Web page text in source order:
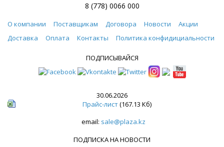
8 (778) 0066 000
О компании Поставщикам Договора Новости
Акции
Доставка
Оплата Контакты Политика конфидициальности
ПОДПИСЫВАЙСЯ
30.06.2026
Прайс-лист(167.13 Кб)
email: sale@plaza.kz
ПОДПИСКА НА НОВОСТИ